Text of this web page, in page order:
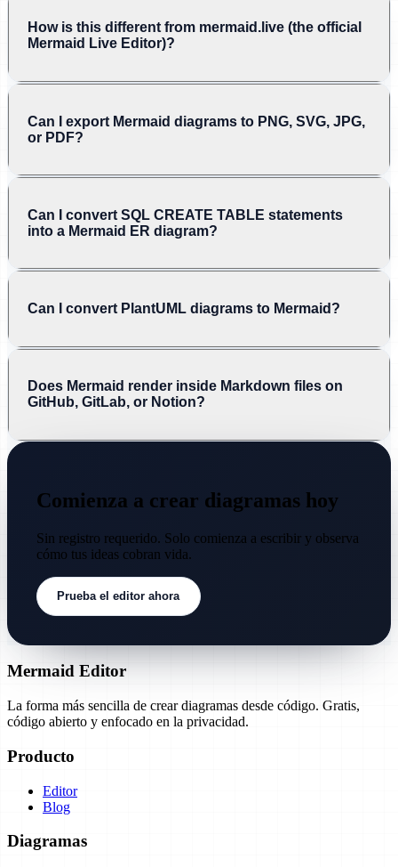
How is this different from mermaid.live (the official
Mermaid Live Editor)?
Can I export Mermaid diagrams to PNG, SVG, JPG,
or PDF?
Can I convert SQL CREATE TABLE statements
into a Mermaid ER diagram?
Can I convert PlantUML diagrams to Mermaid?
Does Mermaid render inside Markdown files on
GitHub, GitLab, or Notion?
Comienza a crear diagramas hoy
Sin registro requerido. Solo comienza a escribir y observa
cómo tus ideas cobran vida.
Prueba el editor ahora
Mermaid Editor
La forma más sencilla de crear diagramas desde código. Gratis,
código abierto y enfocado en la privacidad.
Producto
Editor
Blog
Diagramas